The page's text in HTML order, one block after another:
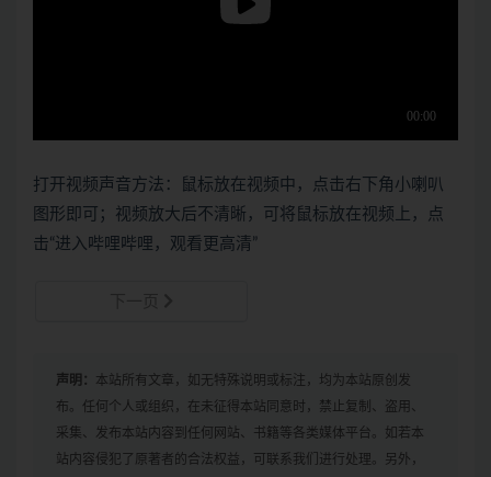
打开视频声音方法：鼠标放在视频中，点击右下角小喇叭
图形即可；视频放大后不清晰，可将鼠标放在视频上，点
击“进入哔哩哔哩，观看更高清”
声明： 本站所有文章，如无特殊说明或标注，均为本站原创发
布。任何个人或组织，在未征得本站同意时，禁止复制、盗用、
采集、发布本站内容到任何网站、书籍等各类媒体平台。如若本
站内容侵犯了原著者的合法权益，可联系我们进行处理。另外，